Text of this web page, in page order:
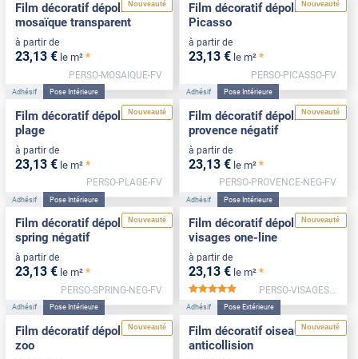
Nouveauté
Film décoratif dépoli motif
mosaïque transparent
à partir de
23,13 € le m² *
PERSO-MOSAIQUE-FV
Nouveauté
Film décoratif dépoli motif
Picasso
à partir de
23,13 € le m² *
PERSO-PICASSO-FV
Nouveauté
Adhésif Pose Intérieure
Film décoratif dépoli motif
plage
à partir de
23,13 € le m² *
PERSO-PLAGE-FV
Nouveauté
Adhésif Pose Intérieure
Film décoratif dépoli motif
provence négatif
à partir de
23,13 € le m² *
PERSO-PROVENCE-NEG-FV
Nouveauté
Adhésif Pose Intérieure
Film décoratif dépoli motif
spring négatif
à partir de
23,13 € le m² *
PERSO-SPRING-NEG-FV
Nouveauté
Adhésif Pose Intérieure
Film décoratif dépoli motif
visages one-line
à partir de
23,13 € le m² *
*****
PERSO-VISAGES-FV
Nouveauté
Adhésif Pose Intérieure
Film décoratif dépoli motif
zoo
Nouveauté
Adhésif Pose Extérieure
Film décoratif oiseaux
anticollision